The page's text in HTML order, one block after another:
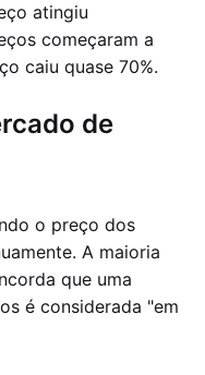
atingiu
começaram a
caiu quase 70%.
de
o preço dos
A maioria
que uma
é considerada "em